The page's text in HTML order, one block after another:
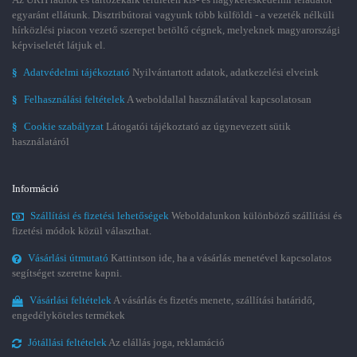
egyaránt ellátunk. Disztribútorai vagyunk több külföldi - a vezeték nélküli
hírközlési piacon vezető szerepet betöltő cégnek, melyeknek magyarországi
képviseletét látjuk el.
§ Adatvédelmi tájékoztató Nyilvántartott adatok, adatkezelési elveink
§ Felhasználási feltételek A weboldallal használatával kapcsolatosan
§ Cookie szabályzat Látogatói tájékoztató az úgynevezett sütik
használatáról
Információ
Szállítási és fizetési lehetőségek Weboldalunkon különböző szállítási és
fizetési módok közül választhat.
Vásárlási útmutató Kattintson ide, ha a vásárlás menetével kapcsolatos
segítséget szeretne kapni.
Vásárlási feltételek A vásárlás és fizetés menete, szállítási határidő,
engedélyköteles termékek
Jótállási feltételek Az elállás joga, reklamáció